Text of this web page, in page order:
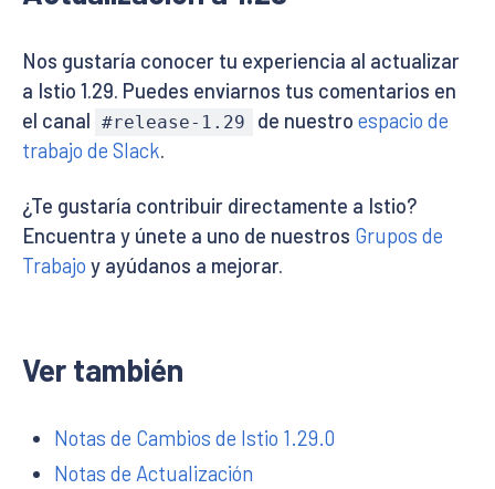
Nos gustaría conocer tu experiencia al actualizar
a Istio 1.29. Puedes enviarnos tus comentarios en
el canal #release-1.29 de nuestro espacio de
trabajo de Slack.
¿Te gustaría contribuir directamente a Istio?
Encuentra y únete a uno de nuestros Grupos de
Trabajo y ayúdanos a mejorar.
Ver también
Notas de Cambios de Istio 1.29.0
Notas de Actualización